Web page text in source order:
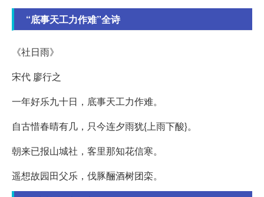
“底事天工力作难”全诗
《社日雨》
宋代 廖行之
一年好乐九十日，底事天工力作难。
自古惜春晴有几，只今连夕雨犹{上雨下酸}。
朝来已报山城社，客里那知花信寒。
遥想故园田父乐，伐豚酾酒树团栾。